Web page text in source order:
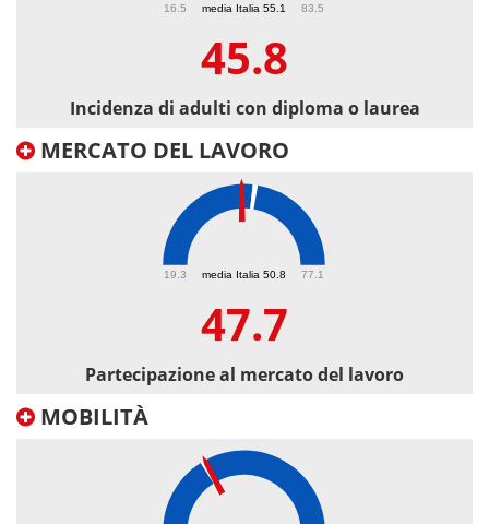
media Italia 55.1
16.5 83.5
45.8
Incidenza di adulti con diploma o laurea
MERCATO DEL LAVORO
media Italia 50.8
19.3 77.1
47.7
Partecipazione al mercato del lavoro
MOBILITÀ